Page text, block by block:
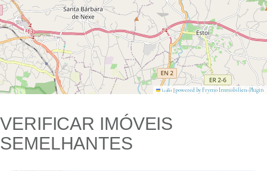
Leaflet |powered by Frymo Immobilien-Plugin
VERIFICAR IMÓVEIS
SEMELHANTES